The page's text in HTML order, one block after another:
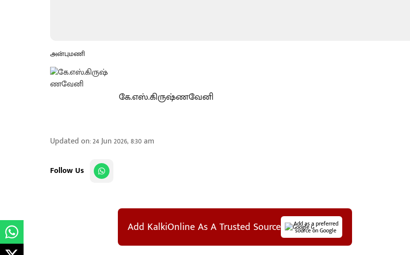
அன்புமணி
கே.எஸ்.கிருஷ்ணவேனி
Updated on:24 Jun 2026, 8:30 am
Follow Us
Add KalkiOnline As A Trusted Source Add as a preferred
source on Google